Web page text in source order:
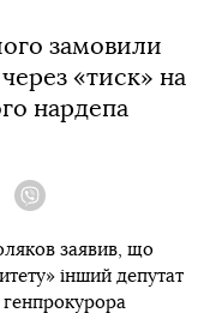
замовили
«тиск» на
нардепа
Viber
заявив, що
інший депутат
генпрокурора